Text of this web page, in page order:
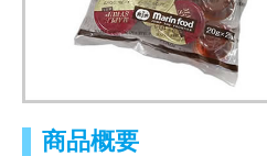
商品概要